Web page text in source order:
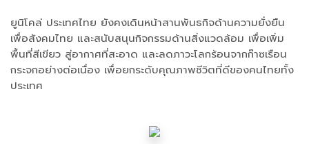
ยูนิโคล่ ประเทศไทย ยังคงเดินหน้าสานพันธกิจด้านความยั่งยืน
เพื่อสังคมไทย และสนับสนุนกิจกรรมด้านสิ่งแวดล้อม เพื่อเพิ่ม
พื้นที่สีเขียว สู่อากาศที่สะอาด และลดภาวะโลกร้อนจากก๊าซเรือน
กระจกอย่างต่อเนื่อง เพื่อยกระดับคุณภาพชีวิตที่ดีของคนไทยทั้ง
ประเทศ